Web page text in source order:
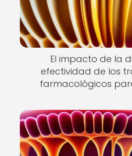
El impacto de la
efectividad de los
farmacológicos